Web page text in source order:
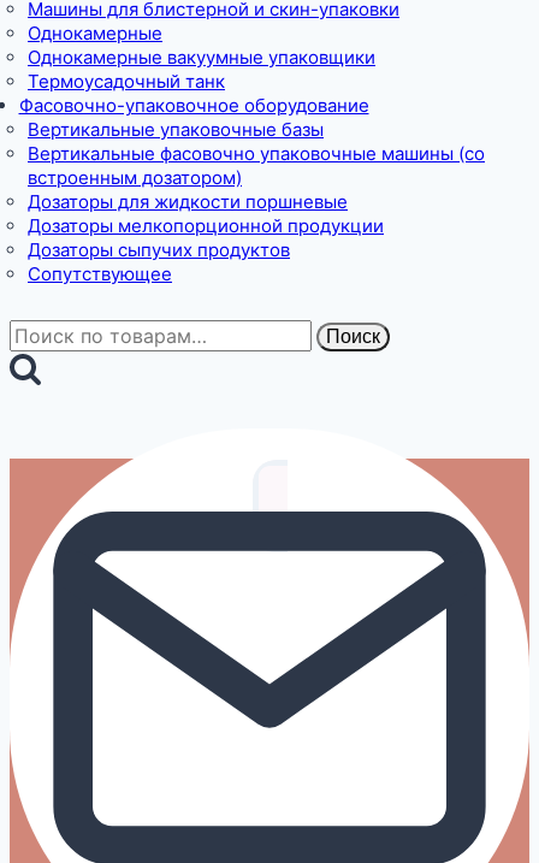
Машины для блистерной и скин-упаковки
Однокамерные
Однокамерные вакуумные упаковщики
Термоусадочный танк
Фасовочно-упаковочное оборудование
Вертикальные упаковочные базы
Вертикальные фасовочно упаковочные машины (со
встроенным дозатором)
Дозаторы для жидкости поршневые
Дозаторы мелкопорционной продукции
Дозаторы сыпучих продуктов
Сопутствующее
Искать: Поиск